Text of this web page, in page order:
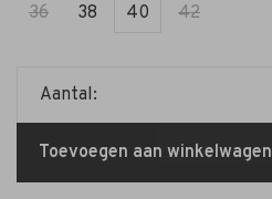
36 38 40 42
Aantal:
Toevoegen aan winkelwagen